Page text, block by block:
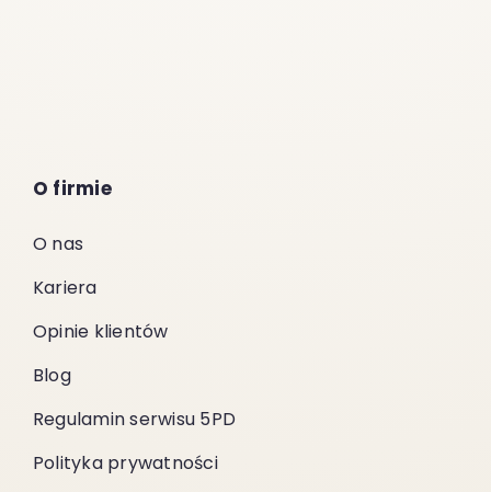
O firmie
O nas
Kariera
Opinie klientów
Blog
Regulamin serwisu 5PD
Polityka prywatności